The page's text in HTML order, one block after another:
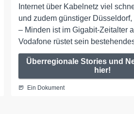
Internet über Kabelnetz viel
und zudem günstiger
– Minden ist im Gigabit-Zeitalter
Vodafone rüstet sein
Überregionale Stories und
hier!
Ein Dokument